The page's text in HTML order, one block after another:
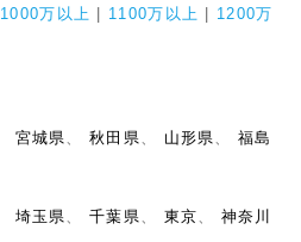
1000万以上 1100万以上
1200万
宮城県 、秋田県 山形県 、福島
埼玉県 、千葉県 東京
神奈川